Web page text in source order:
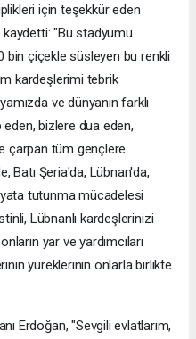
için teşekkür eden
kaydetti: "Bu stadyumu
bin çiçekle süsleyen bu renkli
kardeşlerimi tebrik
ve dünyanın farklı
bizlere dua eden,
çarpan tüm gençlere
Batı Şeria'da, Lübnan'da,
tutunma mücadelesi
Lübnanlı kardeşlerinizi
yar ve yardımcıları
yüreklerinin onlarla birlikte
Erdoğan, "Sevgili evlatlarım,